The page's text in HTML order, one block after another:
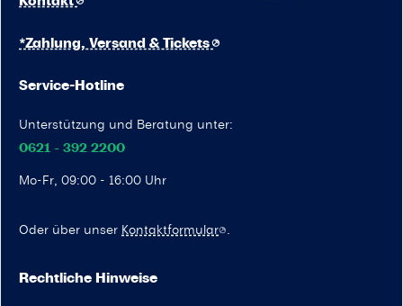
Service-Hotline
Unterstützung und Beratung unter:
0621 - 392 2200
Mo-Fr, 09:00 - 16:00 Uhr
Oder über unser Kontaktformular .
*Zahlung, Versand & Tickets
Rechtliche Hinweise